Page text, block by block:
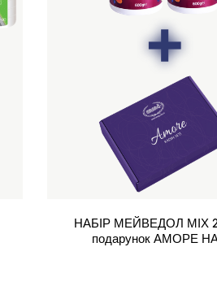
НАБІР МЕЙВЕДОЛ МІХ
подарунок АМОРЕ